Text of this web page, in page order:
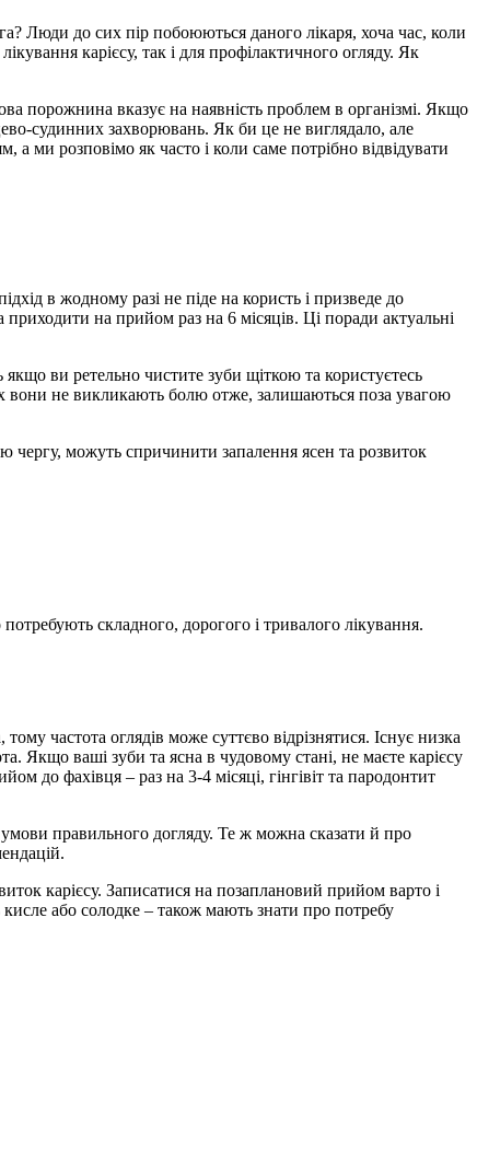
Люди до сих пір побоюються даного лікаря, хоча час, коли
карієсу, так і для профілактичного огляду. Як
порожнина вказує на наявність проблем в організмі. Якщо
судинних захворювань. Як би це не виглядало, але
а ми розповімо як часто і коли саме потрібно відвідувати
в жодному разі не піде на користь і призведе до
на прийом раз на 6 місяців. Ці поради актуальні
ви ретельно чистите зуби щіткою та користуєтесь
вони не викликають болю отже, залишаються поза увагою
чергу, можуть спричинити запалення ясен та розвиток
складного, дорогого і тривалого лікування.
частота оглядів може суттєво відрізнятися. Існує низка
Якщо ваші зуби та ясна в чудовому стані, не маєте карієсу
до фахівця – раз на 3-4 місяці, гінгівіт та пародонтит
правильного догляду. Те ж можна сказати й про
карієсу. Записатися на позаплановий прийом варто і
або солодке – також мають знати про потребу